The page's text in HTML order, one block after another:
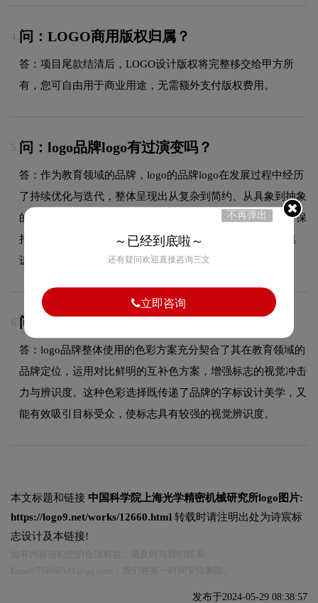
4. 问：LOGO商用版权归属？
答：项目尾款结清后，LOGO设计版权将完整移交给甲方所
有，您可自由用于商业用途，无需额外支付版权费用。
5. 问：logo品牌logo有过演变吗？
答：作为教育领域的品牌，logo的品牌logo在发展过程中经历
了持续优化与迭代，整体呈现出从复杂到简约、从具象到抽象
的现代化演变趋势。每一次更新都紧跟时代审美潮流，同时保
持品牌核心识别元素的延续性，使品牌视觉形象始终与时俱
进，历久弥新。
6. 问：logologo采用什么颜色搭配？
答：logo品牌整体使用的色彩方案充分契合了其在教育领域的
品牌定位，运用对比鲜明的互补色方案，增强标志的视觉冲击
力与辨识度。这种色彩选择既传递了品牌的字标设计美学，又
能有效吸引目标受众，使标志具有较强的视觉辨识度。
本文标题和链接 中国科学院上海光学精密机械研究所logo图片:
https://logo9.net/works/12660.html 转载时请注明出处为诗宸标
志设计及本链接!
发布于2024-05-29 08:38:57
不再弹出
～已经到底啦～
还有疑问欢迎直接咨询三文
立即咨询